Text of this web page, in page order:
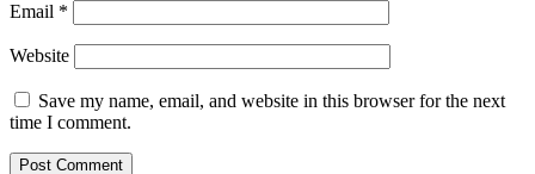
Email *
Website
Save my name, email, and website in this browser for the next
time I comment.